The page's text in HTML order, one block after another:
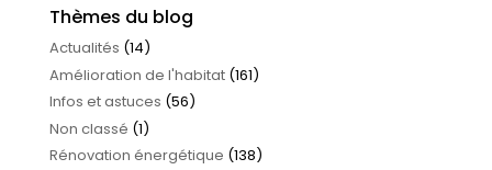
Thèmes du blog
Actualités (14)
Amélioration de l'habitat(161)
Infos et astuces (56)
Non classé (1)
Rénovation énergétique (138)